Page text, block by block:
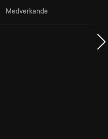
Medverkande